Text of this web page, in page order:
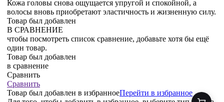
Кожа головы снова ощущается упругой и спокойной, а
волосы вновь приобретают эластичность и жизненную силу.
Товар был добавлен
В СРАВНЕНИЕ
чтобы посмотреть список сравнение, добавьте хотя бы ещё
один товар.
Товар был добавлен
в сравнение
Сравнить
Сравнить
Товар был добавлен в избранноеПерейти в избранное